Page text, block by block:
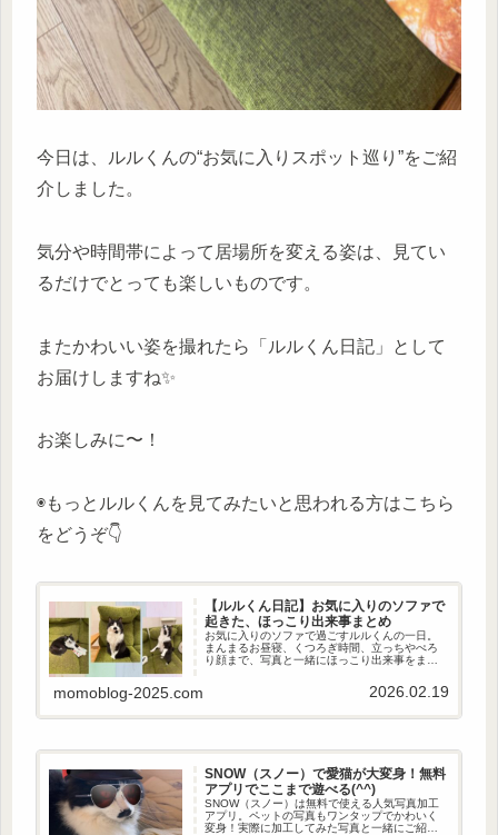
今日は、ルルくんの“お気に入りスポット巡り”をご紹
介しました。
気分や時間帯によって居場所を変える姿は、見てい
るだけでとっても楽しいものです。
またかわいい姿を撮れたら「ルルくん日記」として
お届けしますね✨
お楽しみに〜！
◉もっとルルくんを見てみたいと思われる方はこちら
をどうぞ👇
【ルルくん日記】お気に入りのソファで
起きた、ほっこり出来事まとめ
お気に入りのソファで過ごすルルくんの一日。
まんまるお昼寝、くつろぎ時間、立っちやぺろ
り顔まで、写真と一緒にほっこり出来事をまと
momoblog-2025.com 2026.02.19
SNOW（スノー）で愛猫が大変身！無料
アプリでここまで遊べる(^^)
SNOW（スノー）は無料で使える人気写真加工
アプリ。ペットの写真もワンタップでかわいく
変身！実際に加工してみた写真と一緒にご紹介